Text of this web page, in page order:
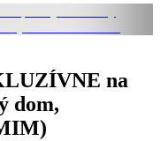
na
dom,